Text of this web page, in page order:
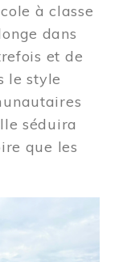
à classe
dans
et de
le style
séduira
que les